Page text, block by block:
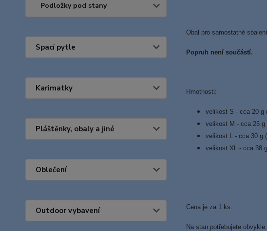
Podložky pod stany
Spací pytle
Karimatky
Pláštěnky, obaly a jiné
Oblečení
Outdoor vybavení
Obal pro samostatné
Popruh není součástí.
Hmotnosti:
velikost S - cca 20 g
velikost M - cca 25 g
velikost L - cca 30 g
velikost XL - cca 38
Cena je za 1 ks.
Na stan potřebujete